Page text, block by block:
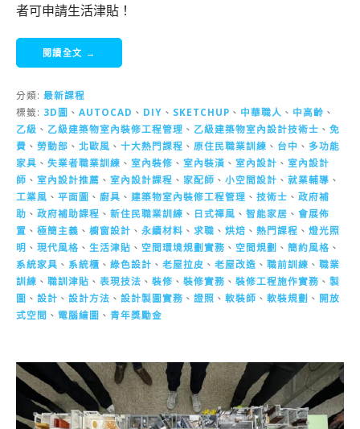
者可申請生活津貼！
閱讀全文 →
分類: 最新課程
標籤: 3D圖 、 AUTOCAD 、 DIY 、 SKETCHUP 、 中華職人 、 中高齡 、
乙級 、 乙級建築物室內裝修工程管理 、 乙級建築物室內設計技術士 、 免
費 、 勞動部 、 北歐風 、 十大熱門課程 、 原住民職業訓練 、 台中 、 多功能
家具 、 失業者職業訓練 、 室內裝修 、 室內裝潢 、 室內設計 、 室內設計
師 、 室內設計推薦 、 室內設計課程 、 家配師 、 小空間設計 、 就業輔導 、
工業風 、 平面圖 、 廚具 、 建築物室內裝修工程管理 、 技術士 、 政府補
助 、 政府補助課程 、 新住民職業訓練 、 日式禪風 、 智能家居 、 會展佈
置 、 極簡主義 、 櫥窗設計 、 永續材料 、 求職 、 烘焙 、 熱門課程 、 燈光照
明 、 現代風格 、 生活津貼 、 空間環境規劃實務 、 空間規劃 、 簡約風格 、
系統家具 、 系統櫃 、 綠色設計 、 老屋拉皮 、 老屋改造 、 職前訓練 、 職業
訓練 、 職訓津貼 、 表現技法 、 裝修 、 裝修實務 、 裝修工程施作實務 、 製
圖 、 設計 、 設計方法 、 設計製圖實務 、 證照 、 軟裝師 、 軟裝規劃 、 開放
式空間 、 電腦繪圖 、 青年獎勵金